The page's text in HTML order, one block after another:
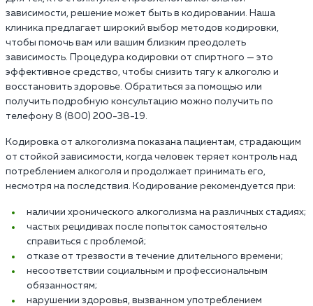
зависимости, решение может быть в кодировании. Наша
клиника предлагает широкий выбор методов кодировки,
чтобы помочь вам или вашим близким преодолеть
зависимость. Процедура кодировки от спиртного — это
эффективное средство, чтобы снизить тягу к алкоголю и
восстановить здоровье. Обратиться за помощью или
получить подробную консультацию можно получить по
телефону 8 (800) 200-38-19.
Кодировка от алкоголизма показана пациентам, страдающим
от стойкой зависимости, когда человек теряет контроль над
потреблением алкоголя и продолжает принимать его,
несмотря на последствия. Кодирование рекомендуется при:
наличии хронического алкоголизма на различных стадиях;
частых рецидивах после попыток самостоятельно
справиться с проблемой;
отказе от трезвости в течение длительного времени;
несоответствии социальным и профессиональным
обязанностям;
нарушении здоровья, вызванном употреблением